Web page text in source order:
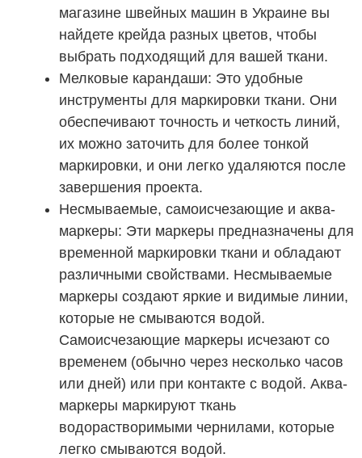
магазине швейных машин в Украине вы
найдете крейда разных цветов, чтобы
выбрать подходящий для вашей ткани.
Мелковые карандаши: Это удобные
инструменты для маркировки ткани. Они
обеспечивают точность и четкость линий,
их можно заточить для более тонкой
маркировки, и они легко удаляются после
завершения проекта.
Несмываемые, самоисчезающие и аква-
маркеры: Эти маркеры предназначены для
временной маркировки ткани и обладают
различными свойствами. Несмываемые
маркеры создают яркие и видимые линии,
которые не смываются водой.
Самоисчезающие маркеры исчезают со
временем (обычно через несколько часов
или дней) или при контакте с водой. Аква-
маркеры маркируют ткань
водорастворимыми чернилами, которые
легко смываются водой.